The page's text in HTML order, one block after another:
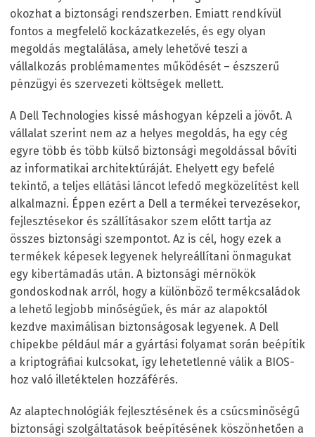
okozhat a biztonsági rendszerben. Emiatt rendkívül
fontos a megfelelő kockázatkezelés, és egy olyan
megoldás megtalálása, amely lehetővé teszi a
vállalkozás problémamentes működését – észszerű
pénzügyi és szervezeti költségek mellett.
A Dell Technologies kissé máshogyan képzeli a jövőt. A
vállalat szerint nem az a helyes megoldás, ha egy cég
egyre több és több külső biztonsági megoldással bővíti
az informatikai architektúráját. Ehelyett egy befelé
tekintő, a teljes ellátási láncot lefedő megközelítést kell
alkalmazni. Éppen ezért a Dell a termékei tervezésekor,
fejlesztésekor és szállításakor szem előtt tartja az
összes biztonsági szempontot. Az is cél, hogy ezek a
termékek képesek legyenek helyreállítani önmagukat
egy kibertámadás után. A biztonsági mérnökök
gondoskodnak arról, hogy a különböző termékcsaládok
a lehető legjobb minőségűek, és már az alapoktól
kezdve maximálisan biztonságosak legyenek. A Dell
chipekbe például már a gyártási folyamat során beépítik
a kriptográfiai kulcsokat, így lehetetlenné válik a BIOS-
hoz való illetéktelen hozzáférés.
Az alaptechnológiák fejlesztésének és a csúcsminőségű
biztonsági szolgáltatások beépítésének köszönhetően a